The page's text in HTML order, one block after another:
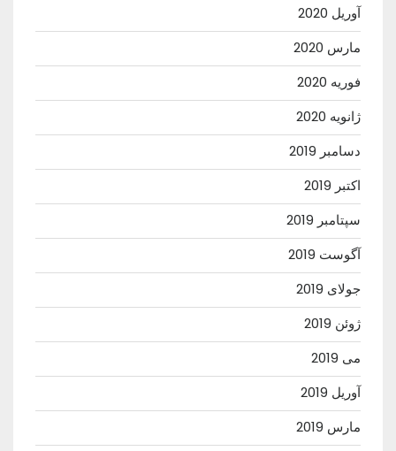
آوریل 2020
مارس 2020
فوریه 2020
ژانویه 2020
دسامبر 2019
اکتبر 2019
سپتامبر 2019
آگوست 2019
جولای 2019
ژوئن 2019
می 2019
آوریل 2019
مارس 2019